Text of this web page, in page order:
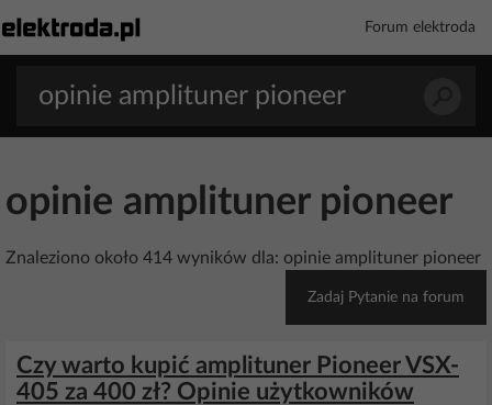
Forum elektroda
opinie amplituner pioneer
Znaleziono około 414 wyników dla: opinie amplituner pioneer
Zadaj Pytanie na forum
Czy warto kupić amplituner Pioneer VSX-
405 za 400 zł? Opinie użytkowników